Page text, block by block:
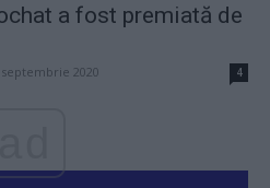
a fost premiată de
2020 4